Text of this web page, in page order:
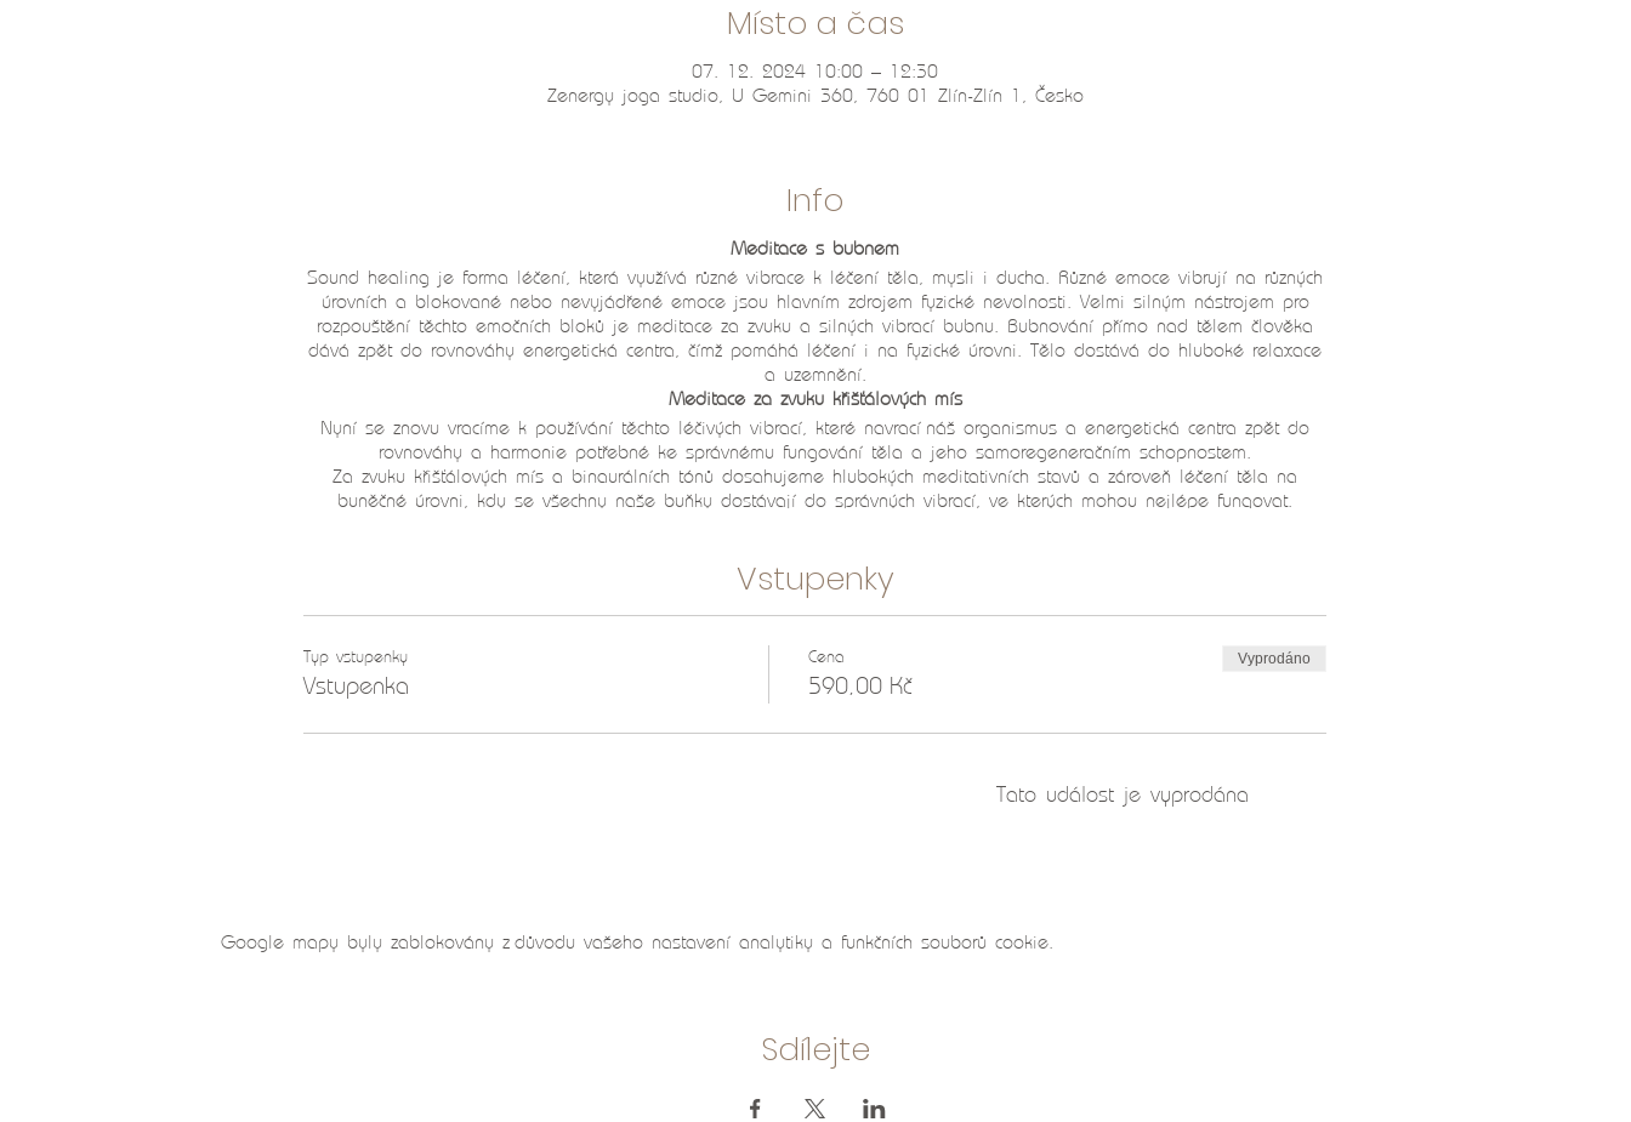
Místo a čas
07. 12. 2024 10:00 – 12:30
Zenergy joga studio, U Gemini 360, 760 01 Zlín-Zlín 1, Česko
Info
Meditace s bubnem
Sound healing je forma léčení, která využívá různé vibrace k léčení těla, mysli i ducha. Různé emoce vibrují na různých
úrovních a blokované nebo nevyjádřené emoce jsou hlavním zdrojem fyzické nevolnosti. Velmi silným nástrojem pro
rozpouštění těchto emočních bloků je meditace za zvuku a silných vibrací bubnu. Bubnování přímo nad tělem člověka
dává zpět do rovnováhy energetická centra, čímž pomáhá léčení i na fyzické úrovni. Tělo dostává do hluboké relaxace
a uzemnění.
Meditace za zvuku křišťálových mís
Nyní se znovu vracíme k používání těchto léčivých vibrací, které navrací náš organismus a energetická centra zpět do
rovnováhy a harmonie potřebné ke správnému fungování těla a jeho samoregeneračním schopnostem.
Za zvuku křišťálových mís a binaurálních tónů dosahujeme hlubokých meditativních stavů a zároveň léčení těla na
buněčné úrovni, kdy se všechny naše buňky dostávají do správných vibrací, ve kterých mohou nejlépe fungovat.
osoby s různým postižením. Navozuje pocit klidu, štěstí a pohody, pomáhá rozpouštět stres a zbavovat se úzkostí
pomáhá při léčbě poruch spánku či zbavování se závislostí
vedených meditacích zvuk křišťálových mís pomáhánapojit se na naši duši a vyšší vedení, které nám dokáže dát
odpovědi na naše nejrůznější otázky, nebo jen spočinout ve svém srdci, kde jsme doma, v bezpečí, kde čerpáme sílu.
Zvuk křišťálových mís vytváří velmi silné oscilující pole různých frekvencí. Tyto zvukové vibrace vnímáme celým naším
tělem, ať již vědomě, či podvědomě. Již v dávných dobách byla léčba zvukem využívána k harmonizaci vibrací
Vstupenky
Typ vstupenky
Vstupenka
Cena
590,00 Kč
Vyprodáno
Tato událost je vyprodána
Google mapy byly zablokovány z důvodu vašeho nastavení analytiky a funkčních souborů cookie.
Sdílejte